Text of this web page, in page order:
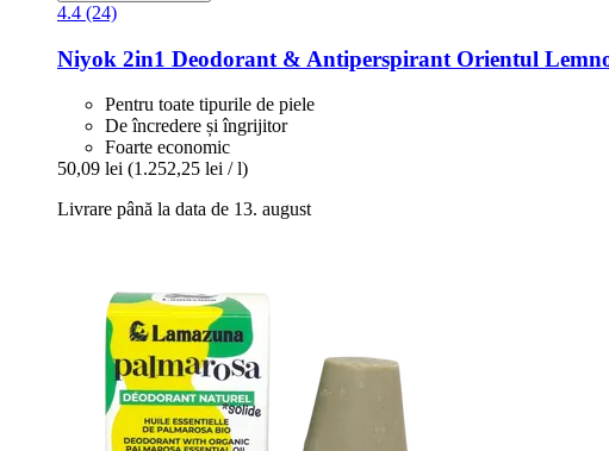
4.4 (24)
Niyok 2in1 Deodorant & Antiperspirant Orientul
Pentru toate tipurile de piele
De încredere și îngrijitor
Foarte economic
50,09 lei (1.252,25 lei / l)
Livrare până la data de 13. august